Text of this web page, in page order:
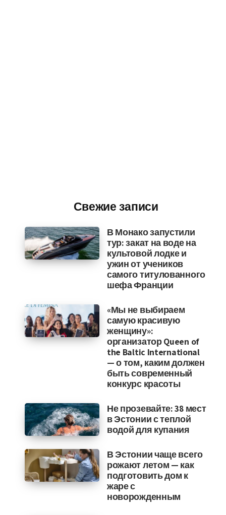
Свежие записи
В Монако запустили
тур: закат на воде на
культовой лодке и
ужин от учеников
самого титулованного
шефа Франции
«Мы не выбираем
самую красивую
женщину»:
организатор Queen of
the Baltic International
— о том, каким должен
быть современный
конкурс красоты
Не прозевайте: 38 мест
в Эстонии с теплой
водой для купания
В Эстонии чаще всего
рожают летом — как
подготовить дом к
жаре с
новорожденным